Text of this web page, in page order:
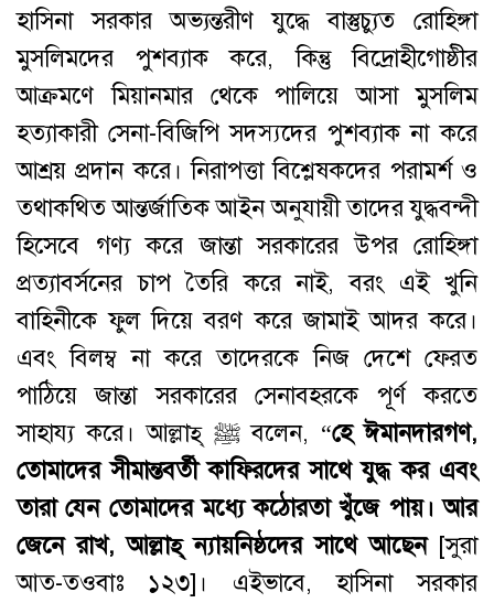
হাসিনা সরকার অভ্যন্তরীণ যুদ্ধে বাস্তুচ্যুত রোহিঙ্গা
মুসলিমদের পুশব্যাক করে, কিন্তু বিদ্রোহীগোষ্ঠীর
আক্রমণে মিয়ানমার থেকে পালিয়ে আসা মুসলিম
হত্যাকারী সেনা-বিজিপি সদস্যদের পুশব্যাক না করে
আশ্রয় প্রদান করে। নিরাপত্তা বিশ্লেষকদের পরামর্শ ও
তথাকথিত আন্তর্জাতিক আইন অনুযায়ী তাদের যুদ্ধবন্দী
হিসেবে গণ্য করে জান্তা সরকারের উপর রোহিঙ্গা
প্রত্যাবর্সনের চাপ তৈরি করে নাই, বরং এই খুনি
বাহিনীকে ফুল দিয়ে বরণ করে জামাই আদর করে।
এবং বিলম্ব না করে তাদেরকে নিজ দেশে ফেরত
পাঠিয়ে জান্তা সরকারের সেনাবহরকে পূর্ণ করতে
সাহায্য করে। আল্লাহ্ ﷺ বলেন, “হে ঈমানদারগণ,
তোমাদের সীমান্তবর্তী কাফিরদের সাথে যুদ্ধ কর এবং
তারা যেন তোমাদের মধ্যে কঠোরতা খুঁজে পায়। আর
জেনে রাখ,আল্লাহ্ ন্যায়নিষ্ঠদের সাথে আছেন[সুরা
আত-তওবাঃ ১২৩]। এইভাবে, হাসিনা সরকার